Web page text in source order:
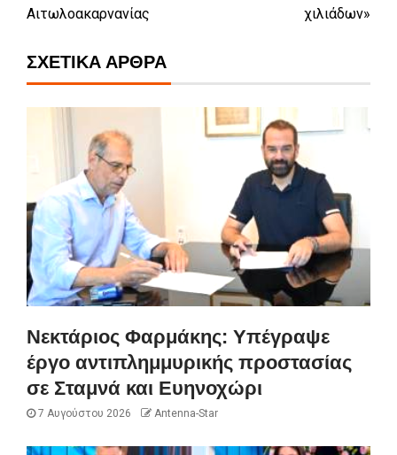
Αιτωλοακαρνανίας
χιλιάδων»
ΣΧΕΤΙΚΆ ΆΡΘΡΑ
Νεκτάριος Φαρμάκης: Υπέγραψε
έργο αντιπλημμυρικής προστασίας
σε Σταμνά και Ευηνοχώρι
7 Αυγούστου 2026 Antenna-Star